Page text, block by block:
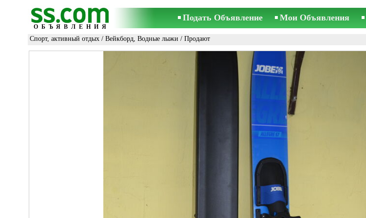
ОБЪЯВЛЕНИЯ
Подать Объявление Мои Объявления
Спорт, активный отдых / Вейкборд, Водные лыжи / Продают